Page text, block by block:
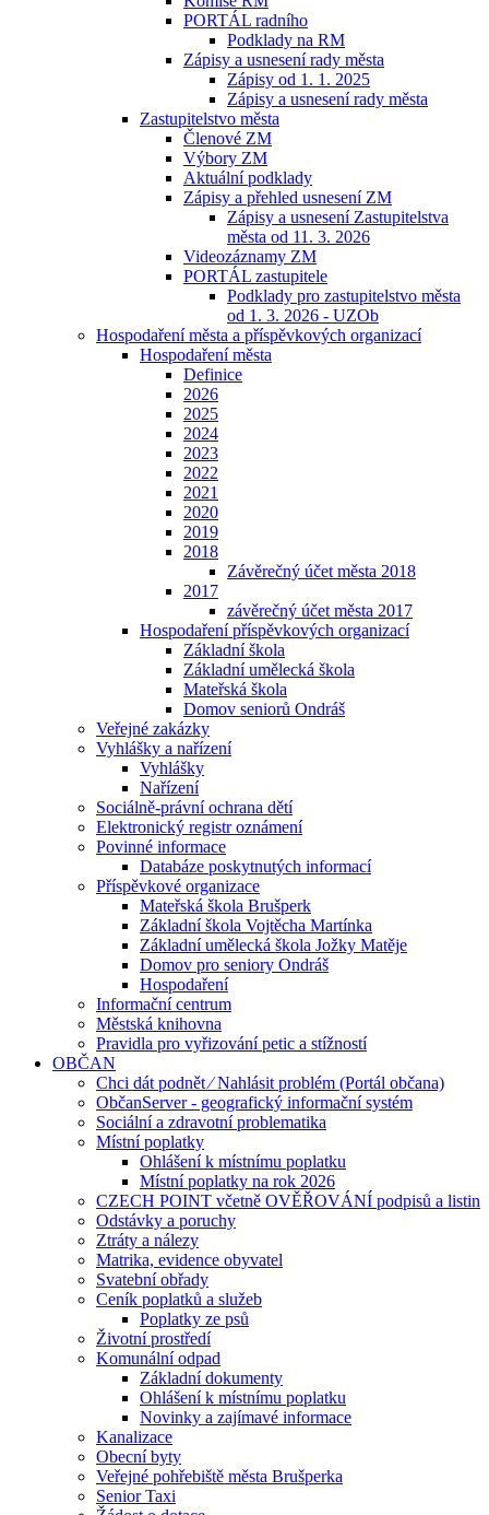
PORTÁL radního
Podklady na RM
Zápisy a usnesení rady města
Zápisy od 1. 1. 2025
Zápisy a usnesení rady města
Zastupitelstvo města
Členové ZM
Výbory ZM
Aktuální podklady
Zápisy a přehled usnesení ZM
Zápisy a usnesení Zastupitelstva
města od 11. 3. 2026
Videozáznamy ZM
PORTÁL zastupitele
Podklady pro zastupitelstvo města
od 1. 3. 2026 - UZOb
Hospodaření města a příspěvkových organizací
Hospodaření města
Definice
2026
2025
2024
2023
2022
2021
2020
2019
2018
Závěrečný účet města 2018
2017
závěrečný účet města 2017
Hospodaření příspěvkových organizací
Základní škola
Základní umělecká škola
Mateřská škola
Domov seniorů Ondráš
Veřejné zakázky
Vyhlášky a nařízení
Vyhlášky
Nařízení
Sociálně-právní ochrana dětí
Elektronický registr oznámení
Povinné informace
Databáze poskytnutých informací
Příspěvkové organizace
Mateřská škola Brušperk
Základní škola Vojtěcha Martínka
Základní umělecká škola Jožky Matěje
Domov pro seniory Ondráš
Hospodaření
Informační centrum
Městská knihovna
Pravidla pro vyřizování petic a stížností
OBČAN
Chci dát podnět ⁄ Nahlásit problém (Portál občana)
ObčanServer - geografický informační systém
Sociální a zdravotní problematika
Místní poplatky
Ohlášení k místnímu poplatku
Místní poplatky na rok 2026
CZECH POINT včetně OVĚŘOVÁNÍ podpisů a listin
Odstávky a poruchy
Ztráty a nálezy
Matrika, evidence obyvatel
Svatební obřady
Ceník poplatků a služeb
Poplatky ze psů
Životní prostředí
Komunální odpad
Základní dokumenty
Ohlášení k místnímu poplatku
Novinky a zajímavé informace
Kanalizace
Obecní byty
Veřejné pohřebiště města Brušperka
Senior Taxi